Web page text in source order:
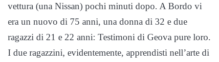
vettura (una Nissan) pochi minuti dopo. A Bordo vi
era un nuovo di 75 anni, una donna di 32 e due
ragazzi di 21 e 22 anni: Testimoni di Geova pure loro.
I due ragazzini, evidentemente, apprendisti nell’arte di